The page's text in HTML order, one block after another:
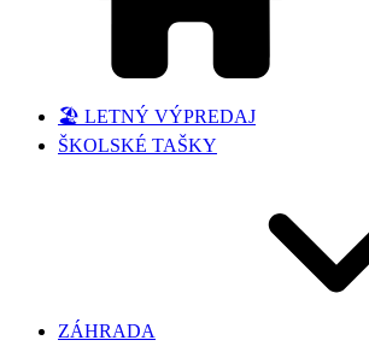
🏖️ LETNÝ VÝPREDAJ
ŠKOLSKÉ TAŠKY
ZÁHRADA